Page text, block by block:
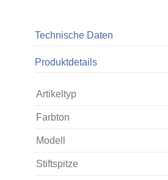
Technische Daten
Produktdetails
Artikeltyp
Farbton
Modell
Stiftspitze